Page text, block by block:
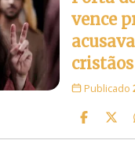
vence
Publicado